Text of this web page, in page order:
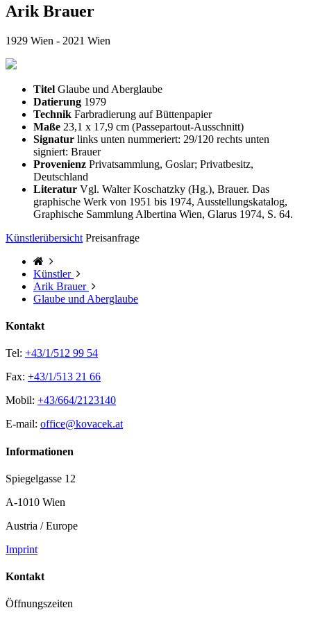
Arik Brauer
1929 Wien - 2021 Wien
Titel Glaube und Aberglaube
Datierung 1979
Technik Farbradierung auf Büttenpapier
Maße 23,1 x 17,9 cm (Passepartout-Ausschnitt)
Signatur links unten nummeriert: 29/120 rechts unten
signiert: Brauer
Provenienz Privatsammlung, Goslar; Privatbesitz,
Deutschland
Literatur Vgl. Walter Koschatzky (Hg.), Brauer. Das
graphische Werk von 1951 bis 1974, Ausstellungskatalog,
Graphische Sammlung Albertina Wien, Glarus 1974, S. 64.
Künstlerübersicht Preisanfrage
Künstler
Arik Brauer
Glaube und Aberglaube
Kontakt
Tel: +43/1/512 99 54
Fax: +43/1/513 21 66
Mobil: +43/664/2123140
E-mail: office@kovacek.at
Informationen
Spiegelgasse 12
A-1010 Wien
Austria / Europe
Imprint
Kontakt
Öffnungszeiten